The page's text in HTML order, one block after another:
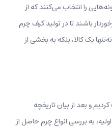
را انتخاب می‌کنند که از
باشند تا در تولید کیف‌ چرم
یک کالا، بلکه به بخشی از
و بعد از بیان تاریخچه
به بررسی انواع چرم حاصل از